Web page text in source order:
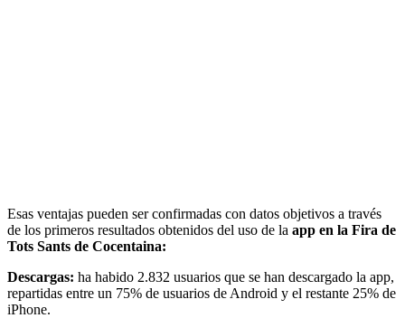
Esas ventajas pueden ser confirmadas con datos objetivos a través
de los primeros resultados obtenidos del uso de la app en la Fira de
Tots Sants de Cocentaina:
Descargas: ha habido 2.832 usuarios que se han descargado la app,
repartidas entre un 75% de usuarios de Android y el restante 25% de
iPhone.